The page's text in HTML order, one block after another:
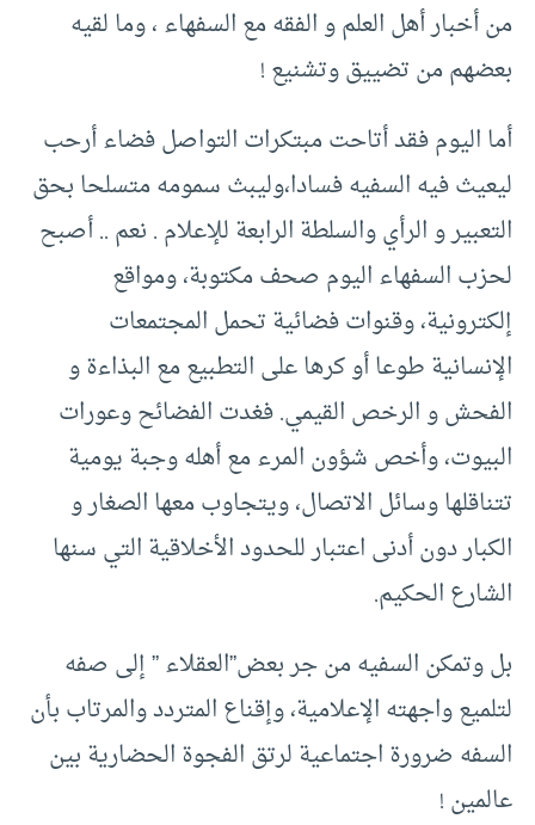
من أخبار أهل العلم و الفقه مع السفهاء ، وما لقيه
بعضهم من تضييق وتشنيع !
أما اليوم فقد أتاحت مبتكرات التواصل فضاء أرحب
ليعيث فيه السفيه فسادا،وليبث سمومه متسلحا بحق
التعبير و الرأي والسلطة الرابعة للإعلام . نعم .. أصبح
لحزب السفهاء اليوم صحف مكتوبة، ومواقع
إلكترونية، وقنوات فضائية تحمل المجتمعات
الإنسانية طوعا أو كرها على التطبيع مع البذاءة و
الفحش و الرخص القيمي. فغدت الفضائح وعورات
البيوت، وأخص شؤون المرء مع أهله وجبة يومية
تتناقلها وسائل الاتصال، ويتجاوب معها الصغار و
الكبار دون أدنى اعتبار للحدود الأخلاقية التي سنها
الشارع الحكيم.
بل وتمكن السفيه من جر بعض”العقلاء ” إلى صفه
لتلميع واجهته الإعلامية، وإقناع المتردد والمرتاب بأن
السفه ضرورة اجتماعية لرتق الفجوة الحضارية بين
عالمين !